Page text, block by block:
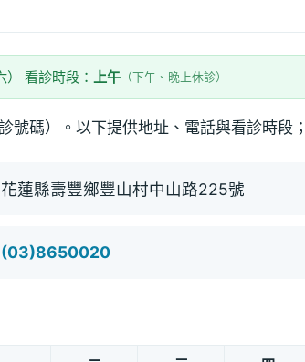
） 看診時段： 上午 （下午、晚上休診）
號碼）。以下提供地址、電話與看診時段
花蓮縣壽豐鄉豐山村中山路225號
(03)8650020